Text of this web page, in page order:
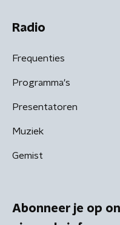
Radio
Frequenties
Programma's
Presentatoren
Muziek
Gemist
Abonneer je op